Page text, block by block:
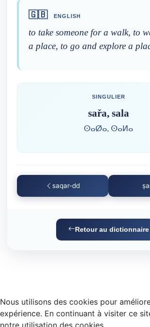
🇬🇧 ENGLISH
to take someone for a walk, to
a place, to go and explore a
SINGULIER
sařa, sala
ⵙⴰⵁⴰ, ⵙⴰⵍⴰ
saqar-dd
Retour au dictionnaire
Nous utilisons des cookies pour
expérience. En continuant à visiter ce
notre utilisation des cookies.